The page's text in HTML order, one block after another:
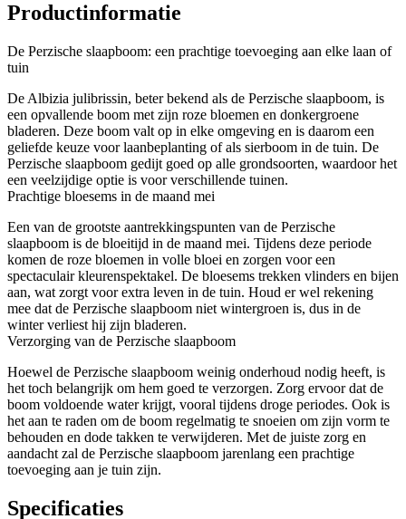
Productinformatie
De Perzische slaapboom: een prachtige toevoeging aan elke laan of
tuin
De Albizia julibrissin, beter bekend als de Perzische slaapboom, is
een opvallende boom met zijn roze bloemen en donkergroene
bladeren. Deze boom valt op in elke omgeving en is daarom een
geliefde keuze voor laanbeplanting of als sierboom in de tuin. De
Perzische slaapboom gedijt goed op alle grondsoorten, waardoor het
een veelzijdige optie is voor verschillende tuinen.
Prachtige bloesems in de maand mei
Een van de grootste aantrekkingspunten van de Perzische
slaapboom is de bloeitijd in de maand mei. Tijdens deze periode
komen de roze bloemen in volle bloei en zorgen voor een
spectaculair kleurenspektakel. De bloesems trekken vlinders en bijen
aan, wat zorgt voor extra leven in de tuin. Houd er wel rekening
mee dat de Perzische slaapboom niet wintergroen is, dus in de
winter verliest hij zijn bladeren.
Verzorging van de Perzische slaapboom
Hoewel de Perzische slaapboom weinig onderhoud nodig heeft, is
het toch belangrijk om hem goed te verzorgen. Zorg ervoor dat de
boom voldoende water krijgt, vooral tijdens droge periodes. Ook is
het aan te raden om de boom regelmatig te snoeien om zijn vorm te
behouden en dode takken te verwijderen. Met de juiste zorg en
aandacht zal de Perzische slaapboom jarenlang een prachtige
toevoeging aan je tuin zijn.
Specificaties